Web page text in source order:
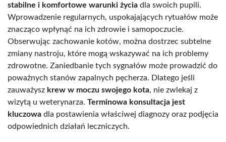
stabilne i komfortowe warunki życia dla swoich pupili.
Wprowadzenie regularnych, uspokajających rytuałów może
znacząco wpłynąć na ich zdrowie i samopoczucie.
Obserwując zachowanie kotów, można dostrzec subtelne
zmiany nastroju, które mogą wskazywać na ich problemy
zdrowotne. Zaniedbanie tych sygnałów może prowadzić do
poważnych stanów zapalnych pęcherza. Dlatego jeśli
zauważysz krew w moczu swojego kota, nie zwlekaj z
wizytą u weterynarza. Terminowa konsultacja jest
kluczowa dla postawienia właściwej diagnozy oraz podjęcia
odpowiednich działań leczniczych.